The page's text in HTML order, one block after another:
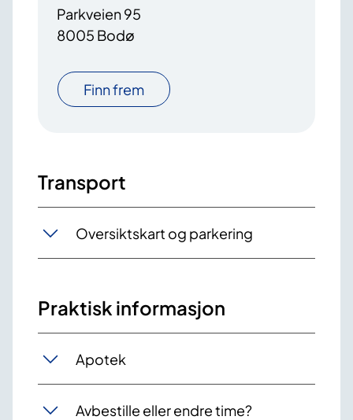
Parkveien 95
8005 Bodø
Finn frem
Transport
Oversiktskart og parkering
Praktisk informasjon
Apotek
Avbestille eller endre time?